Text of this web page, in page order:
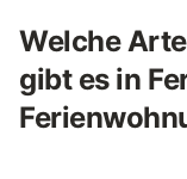
Welche
gibt es in